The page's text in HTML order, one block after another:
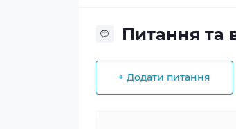
Питання та
+ Додати питання